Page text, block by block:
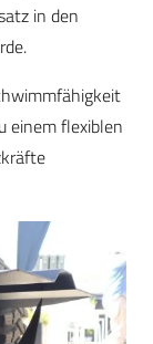
in den
einem flexiblen